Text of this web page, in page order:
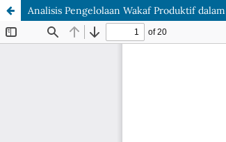
Analisis Pengelolaan Wakaf Produktif